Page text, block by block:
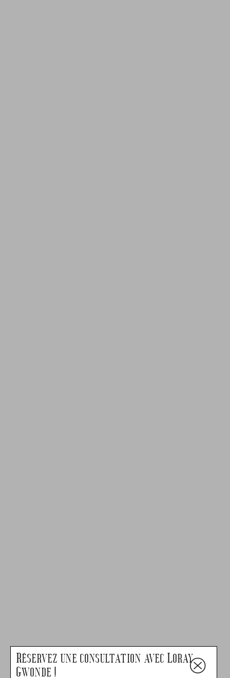
Réservez une consultation avec Loray
Gwonde !